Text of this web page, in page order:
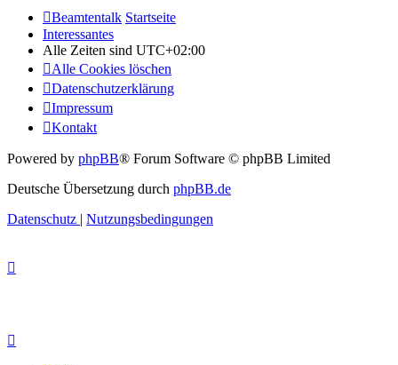
Beamtentalk Startseite
Interessantes
Alle Zeiten sind UTC+02:00
Alle Cookies löschen
Datenschutzerklärung
Impressum
Kontakt
Powered by phpBB® Forum Software © phpBB Limited
Deutsche Übersetzung durch phpBB.de
Datenschutz | Nutzungsbedingungen